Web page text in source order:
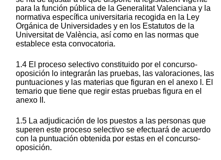
para la función pública de la Generalitat Valenciana y la
normativa específica universitaria recogida en la Ley
Orgánica de Universidades y en los Estatutos de la
Universitat de València, así como en las normas que
establece esta convocatoria.
1.4 El proceso selectivo constituido por el concurso-
oposición lo integrarán las pruebas, las valoraciones, las
puntuaciones y las materias que figuran en el anexo I. El
temario que tiene que regir estas pruebas figura en el
anexo II.
1.5 La adjudicación de los puestos a las personas que
superen este proceso selectivo se efectuará de acuerdo
con la puntuación obtenida por estas en el concurso-
oposición.